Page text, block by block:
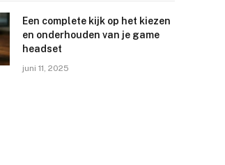
Een complete kijk op het kiezen
en onderhouden van je game
headset
juni 11, 2025